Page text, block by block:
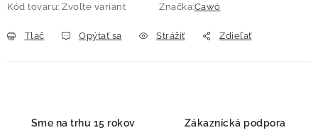
Kód tovaru: Zvoľte variant Značka:Cawö
Tlač Opýtať sa Strážiť Zdieľať
Sme na trhu 15 rokov Zákaznícká podpora